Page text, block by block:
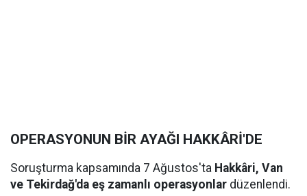
OPERASYONUN BİR AYAĞI HAKKÂRİ'DE
Soruşturma kapsamında 7 Ağustos'ta Hakkâri, Van
ve Tekirdağ'da eş zamanlı operasyonlar düzenlendi.